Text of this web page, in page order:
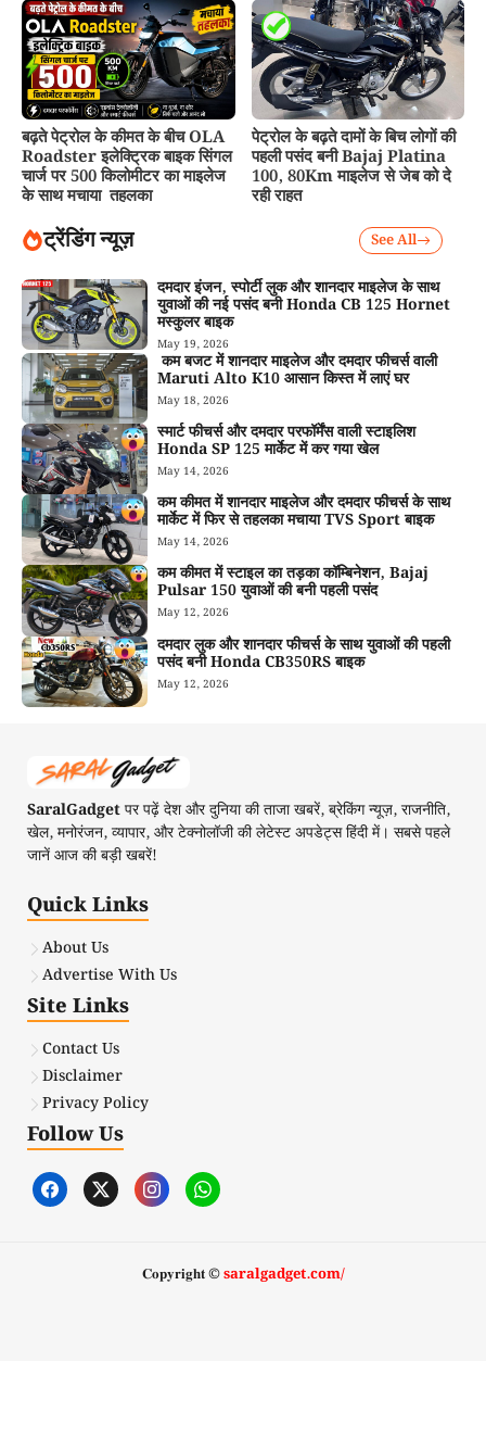
बढ़ते पेट्रोल के कीमत के बीच OLA
Roadster इलेक्ट्रिक बाइक सिंगल
चार्ज पर 500 किलोमीटर का माइलेज
के साथ मचाया तहलका
पेट्रोल के बढ़ते दामों के बिच लोगों की
पहली पसंद बनी Bajaj Platina
100, 80Km माइलेज से जेब को दे
रही राहत
ट्रेंडिंग न्यूज़ See All
दमदार इंजन, स्पोर्टी लुक और शानदार माइलेज के साथ
युवाओं की नई पसंद बनी Honda CB 125 Hornet
मस्कुलर बाइक
May 19, 2026
कम बजट में शानदार माइलेज और दमदार फीचर्स वाली
Maruti Alto K10 आसान किस्त में लाएं घर
May 18, 2026
स्मार्ट फीचर्स और दमदार परफॉर्मेंस वाली स्टाइलिश
Honda SP 125 मार्केट में कर गया खेल
May 14, 2026
कम कीमत में शानदार माइलेज और दमदार फीचर्स के साथ
मार्केट में फिर से तहलका मचाया TVS Sport बाइक
May 14, 2026
कम कीमत में स्टाइल का तड़का कॉम्बिनेशन, Bajaj
Pulsar 150 युवाओं की बनी पहली पसंद
May 12, 2026
दमदार लुक और शानदार फीचर्स के साथ युवाओं की पहली
पसंद बनी Honda CB350RS बाइक
May 12, 2026
SaralGadgetपर पढ़ें देश और दुनिया की ताजा खबरें, ब्रेकिंग न्यूज़, राजनीति,
खेल, मनोरंजन, व्यापार, और टेक्नोलॉजी की लेटेस्ट अपडेट्स हिंदी में। सबसे पहले
जानें आज की बड़ी खबरें!
Quick Links
About Us
Advertise With Us
Site Links
Contact Us
Disclaimer
Privacy Policy
Follow Us
𝐂𝐨𝐩𝐲𝐫𝐢𝐠𝐡𝐭 ©saralgadget.com/